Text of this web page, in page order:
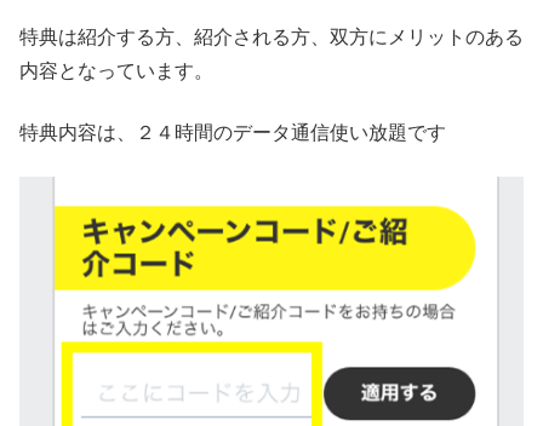
特典は紹介する方、紹介される方、双方にメリットのある
内容となっています。
特典内容は、２４時間のデータ通信使い放題です